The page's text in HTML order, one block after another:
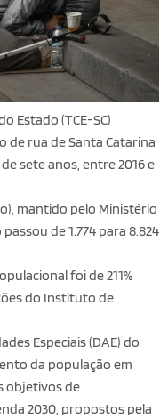
Estado (TCE-SC)
de rua de Santa Catarina
sete anos, entre 2016 e
mantido pelo Ministério
de 1.774 para 8.824
foi de 211%
do Instituto de
Especiais (DAE) do
da população em
objetivos de
2030, propostos pela